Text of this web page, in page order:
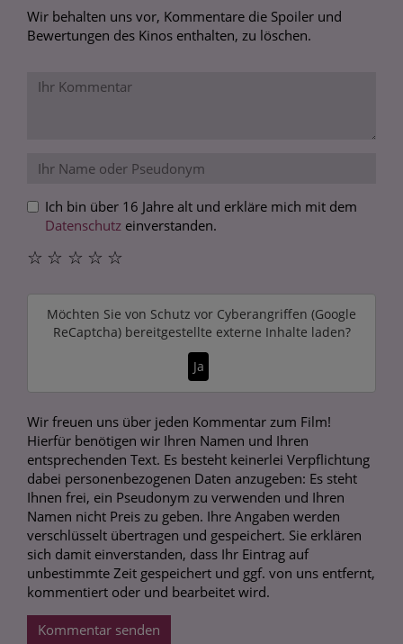
Wir behalten uns vor, Kommentare die Spoiler und
Bewertungen des Kinos enthalten, zu löschen.
Ich bin über 16 Jahre alt und erkläre mich mit dem
Datenschutz einverstanden.
☆
☆
☆
☆
☆
Möchten Sie von Schutz vor Cyberangriffen (Google
ReCaptcha)bereitgestellte externe Inhalte laden?
Ja
Wir freuen uns über jeden Kommentar zum Film!
Hierfür benötigen wir Ihren Namen und Ihren
entsprechenden Text. Es besteht keinerlei Verpflichtung
dabei personenbezogenen Daten anzugeben: Es steht
Ihnen frei, ein Pseudonym zu verwenden und Ihren
Namen nicht Preis zu geben. Ihre Angaben werden
verschlüsselt übertragen und gespeichert. Sie erklären
sich damit einverstanden, dass Ihr Eintrag auf
unbestimmte Zeit gespeichert und ggf. von uns entfernt,
kommentiert oder und bearbeitet wird.
Kommentar senden